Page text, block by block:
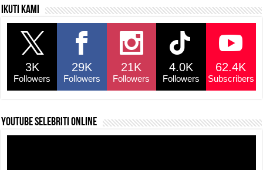
Ikuti kami
3K
Followers
29K
Followers
21K
Followers
4.0K
Followers
62.4K
Subscribers
YouTube selebriti online